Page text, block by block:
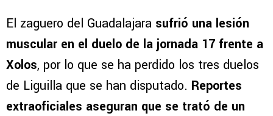
El zaguero del Guadalajara sufrió una lesión
muscular en el duelo de la jornada 17 frente a
Xolos, por lo que se ha perdido los tres duelos
de Liguilla que se han disputado. Reportes
extraoficiales aseguran que se trató de un